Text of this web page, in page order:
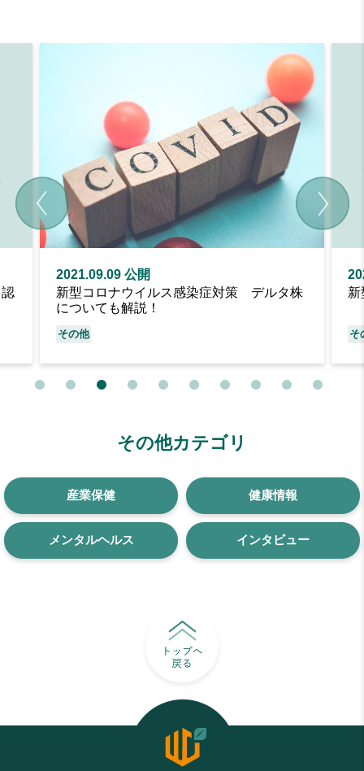
タ株
2021.05.10 公開
新型コロナワクチンについて
その他
その他カテゴリ
産業保健 健康情報
メンタルヘルス インタビュー